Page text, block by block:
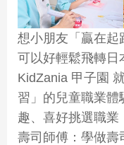
想小朋友「贏在
可以好輕鬆飛轉日
KidZania 甲子園
習」的兒童職業
趣、喜好挑選職業
壽司師傅：學做壽